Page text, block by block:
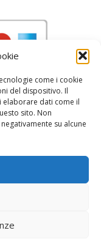
come i cookie
del dispositivo. Il
elaborare dati come il
sito. Non
su alcune
and